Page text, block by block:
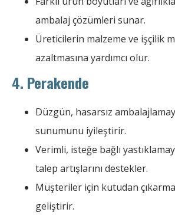
ambalaj çözümleri sunar.
Üreticilerin malzeme ve işçilik
azaltmasına yardımcı olur.
4. Perakende
Düzgün, hasarsız
sunumunu iyileştirir.
Verimli, isteğe bağlı
talep artışlarını destekler.
Müşteriler için kutudan
geliştirir.